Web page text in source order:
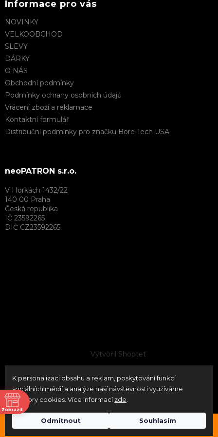
K personalizaci obsahu a reklam, poskytování funkcí
sociálních médií a analýze naší návštěvnosti využíváme
soubory cookies. Více informacízde
Odmítnout Souhlasím
Průběžně naskladňujeme značky Timney USA / Bore Tech
Informace pro vás
NOVINKY
VELKOOBCHOD
SLEVY
DÁRKY
O NÁS
Obchodní podmínky
Podmínky ochrany osobních údajů
Vrácení zboží a reklamace
Kontaktní formulář
Distribuční podmínky pro značku Bore Tech USA
neoPATRON s.r.o.
V Horkách 1432/22
140 00 Praha
Česká republika
IČ 23592265
DIČ CZ23592265
Vytvořil Shoptet
Copyright 2026
. Všechna práva vyhrazena.
Upravit nastavení cookies
Odstoupit od smlouvy
Zobrazit